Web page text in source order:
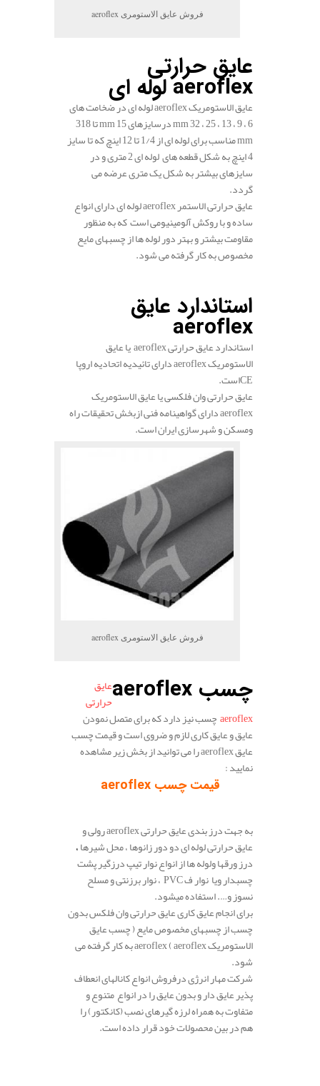
فروش عایق الاستومری aeroflex
عایق حرارتی
aeroflex لوله ­ای
عایق الاستومریک aeroflex لوله­ ای در ضخامت های
6 ، 9 ، 13 ، 25 ، 32 mm درسایزهای 15 mm تا 318
mm مناسب برای لوله ­ای از 1/4 تا 12 اینچ که تا سایز
4 اینچ به شکل قطعه های لوله ­ای 2 متری و در
سایزهای بیشتر به شکل یک متری عرضه می
گردد.
عایق حرارتی الاستمر aeroflex لوله ­ای دارای انواع
ساده و با روکش آلومینیومی است که به منظور
مقاومت بیشتر و بهتر دور لوله­ ها از چسب­های مایع
مخصوص به کار گرفته می شود.
استاندارد عایق
aeroflex
استاندارد عایق حرارتی aeroflex یا عایق
الاستومریک aeroflex دارای تائیدیه اتحادیه اروپا
CEاست.
عایق حرارتی وان فلکسی یا عایق الاستومریک
aeroflex دارای گواهینامه فنی ازبخش تحقیقات راه
ومسکن و شهرسازی ایران است.
فروش عایق الاستومری aeroflex
چسب aeroflex
عایق
حرارتی
aeroflexچسب نیز دارد که برای متصل نمودن
عایق و عایق کاری لازم و ضروی است و قیمت چسب
عایق aeroflex را می توانید از بخش زیر مشاهده
نمایید :
قیمت چسب aeroflex
به جهت درز بندی عایق حرارتی aeroflex رولی و
عایق حرارتی لوله ­ای دو دور زانوها ، محل شیرها،
درز ورق­ها ولوله­ ها از انواع نوار تیپ درزگیر پشت
چسب­دار ویا نوار
، نوار برزنتی و مسلح
نسوز و…. استفاده میشود.
برای انجام عایق کاری عایق حرارتی وان فلکس بدون
چسب از چسب­های مخصوص مایع ( چسب عایق
الاستومریک aeroflex ) aeroflex به کار گرفته می
شود.
شرکت مهار انرژی درفروش انواع کانال­های انعطاف
پذیر عایق دار و بدون عایق را در انواع متنوع و
متفاوت به همراه لرزه گیر­های نصب (کانکتور) را
هم در بین محصولات خود قرار داده است.